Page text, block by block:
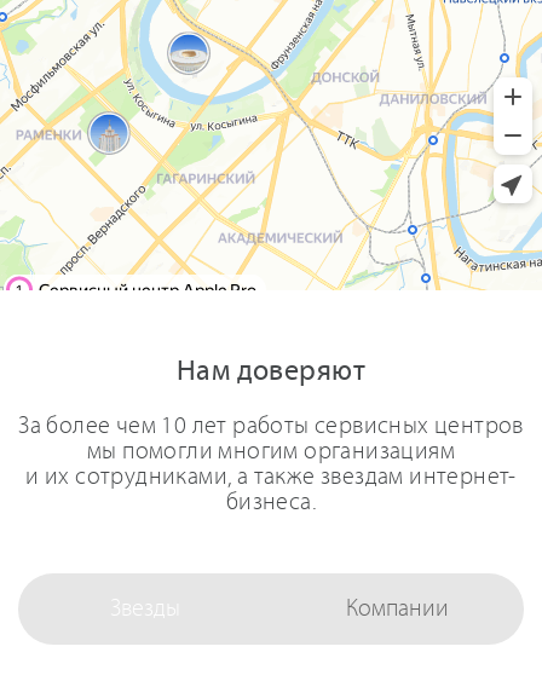
Нам доверяют
За более чем 10 лет работы сервисных центров
мы помогли многим организациям
и их сотрудниками, а также звездам интернет-
бизнеса.
Звезды Компании